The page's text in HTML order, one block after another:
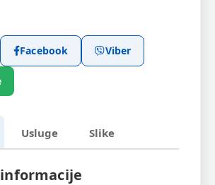
Facebook Viber
Usluge Slike